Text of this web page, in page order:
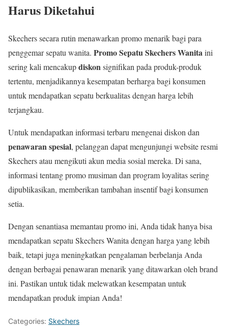
Harus Diketahui
Skechers secara rutin menawarkan promo menarik bagi para
penggemar sepatu wanita. Promo Sepatu Skechers Wanitaini
sering kali mencakupdiskonsignifikan pada produk-produk
tertentu, menjadikannya kesempatan berharga bagi konsumen
untuk mendapatkan sepatu berkualitas dengan harga lebih
terjangkau.
Untuk mendapatkan informasi terbaru mengenai diskon dan
penawaran spesial, pelanggan dapat mengunjungi website resmi
Skechers atau mengikuti akun media sosial mereka. Di sana,
informasi tentang promo musiman dan program loyalitas sering
dipublikasikan, memberikan tambahan insentif bagi konsumen
setia.
Dengan senantiasa memantau promo ini, Anda tidak hanya bisa
mendapatkan sepatu Skechers Wanita dengan harga yang lebih
baik, tetapi juga meningkatkan pengalaman berbelanja Anda
dengan berbagai penawaran menarik yang ditawarkan oleh brand
ini. Pastikan untuk tidak melewatkan kesempatan untuk
mendapatkan produk impian Anda!
Categories: Skechers